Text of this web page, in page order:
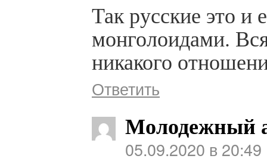
Так русские это и
монголоидами.
никакого
Ответить
Молодежный
05.09.2020 в 20:49